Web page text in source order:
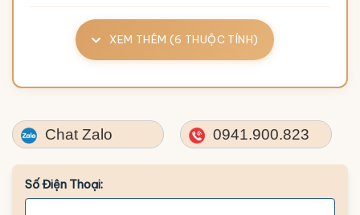
XEM THÊM (6 THUỘC TÍNH)
Chat Zalo 0941.900.823
Số Điện Thoại: